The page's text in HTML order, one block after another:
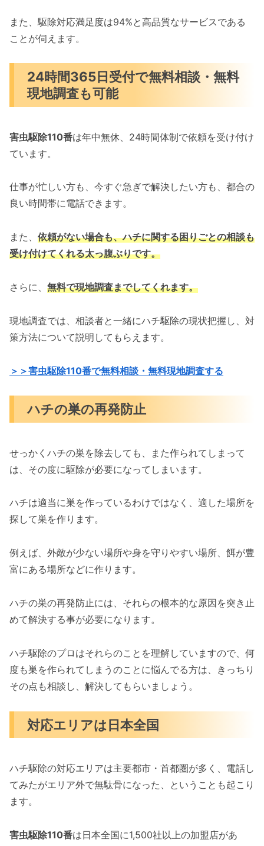
また、駆除対応満足度は94%と高品質なサービスである
ことが伺えます。
24時間365日受付で無料相談・無料
現地調査も可能
害虫駆除110番は年中無休、24時間体制で依頼を受け付け
ています。
仕事が忙しい方も、今すぐ急ぎで解決したい方も、都合の
良い時間帯に電話できます。
また、 依頼がない場合も、ハチに関する困りごとの相談も
受け付けてくれる太っ腹ぶりです。
さらに、 無料で現地調査までしてくれます。
現地調査では、相談者と一緒にハチ駆除の現状把握し、対
策方法について説明してもらえます。
＞＞害虫駆除110番で無料相談・無料現地調査する
ハチの巣の再発防止
せっかくハチの巣を除去しても、また作られてしまって
は、その度に駆除が必要になってしまいます。
ハチは適当に巣を作っているわけではなく、適した場所を
探して巣を作ります。
例えば、外敵が少ない場所や身を守りやすい場所、餌が豊
富にある場所などに作ります。
ハチの巣の再発防止には、それらの根本的な原因を突き止
めて解決する事が必要になります。
ハチ駆除のプロはそれらのことを理解していますので、何
度も巣を作られてしまうのことに悩んでる方は、きっちり
その点も相談し、解決してもらいましょう。
対応エリアは日本全国
ハチ駆除の対応エリアは主要都市・首都圏が多く、電話し
てみたがエリア外で無駄骨になった、ということも起こり
ます。
害虫駆除110番は日本全国に1,500社以上の加盟店があ